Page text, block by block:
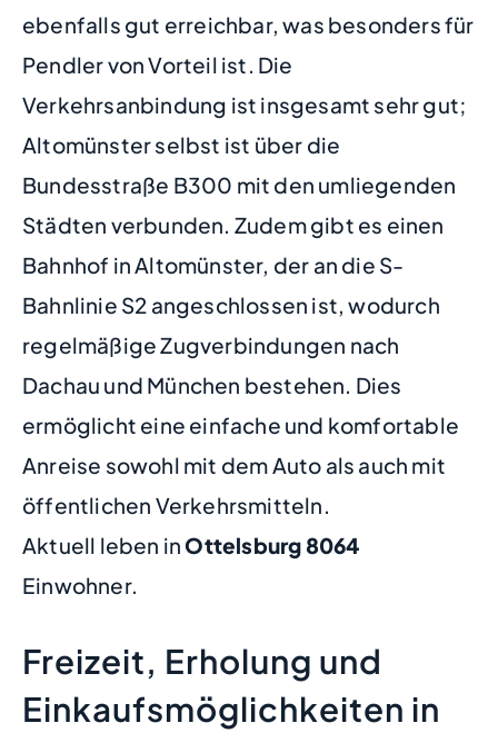
ebenfalls gut erreichbar, was besonders für
Pendler von Vorteil ist. Die
Verkehrsanbindung ist insgesamt sehr gut;
Altomünster selbst ist über die
Bundesstraße B300 mit den umliegenden
Städten verbunden. Zudem gibt es einen
Bahnhof in Altomünster, der an die S-
Bahnlinie S2 angeschlossen ist, wodurch
regelmäßige Zugverbindungen nach
Dachau und München bestehen. Dies
ermöglicht eine einfache und komfortable
Anreise sowohl mit dem Auto als auch mit
öffentlichen Verkehrsmitteln.
Aktuell leben inOttelsburg 8064
Einwohner.
Freizeit, Erholung und
Einkaufsmöglichkeiten in